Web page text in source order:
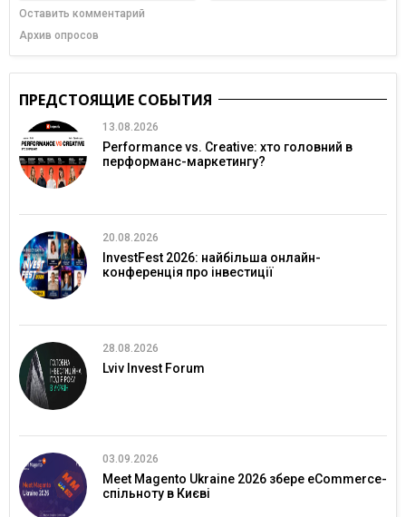
Оставить комментарий
Архив опросов
ПРЕДСТОЯЩИЕ СОБЫТИЯ
13.08.2026
Performance vs. Creative: хто головний в
перформанс-маркетингу?
20.08.2026
InvestFest 2026: найбільша онлайн-
конференція про інвестиції
28.08.2026
Lviv Invest Forum
03.09.2026
Meet Magento Ukraine 2026 збере eCommerce-
спільноту в Києві